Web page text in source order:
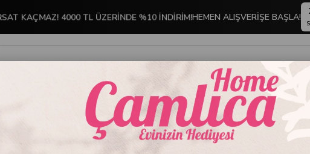
KAÇMAZ! 4000 TL ÜZERİNDE %10 İNDİRİM!HEMEN ALIŞVERİŞE BAŞLA!
İNDİRİMLİ ÜRÜNLER DEKORASYON TABLO KOLEKSİYONU
Glasslock Dikdörtgen Cam Saklama Kabı 1700 ml